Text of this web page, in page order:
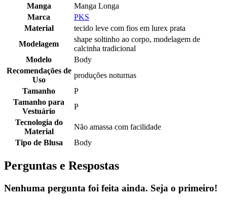
Manga
Manga Longa
Marca
PKS
Material
tecido leve com fios em lurex prata
Modelagem
shape soltinho ao corpo, modelagem de
calcinha tradicional
Modelo
Body
Recomendações de
Uso
produções noturnas
Tamanho
P
Tamanho para
Vestuário
P
Tecnologia do
Material
Não amassa com facilidade
Tipo de Blusa
Body
Perguntas e Respostas
Nenhuma pergunta foi feita ainda. Seja o primeiro!